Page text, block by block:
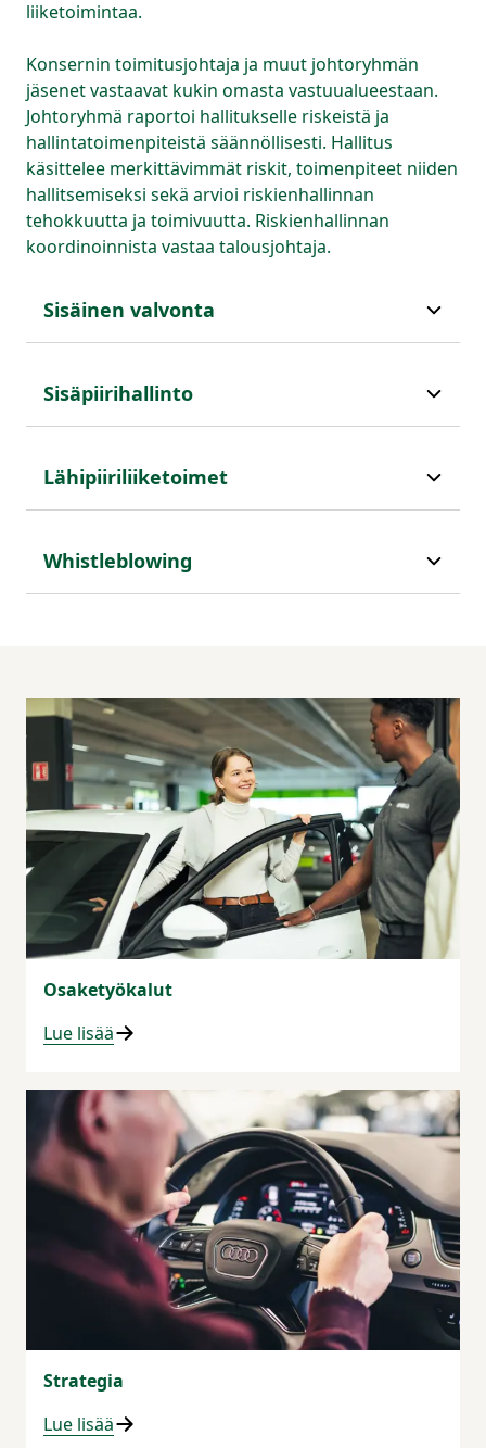
liiketoimintaa.
Konsernin toimitusjohtaja ja muut johtoryhmän
jäsenet vastaavat kukin omasta vastuualueestaan.
Johtoryhmä raportoi hallitukselle riskeistä ja
hallintatoimenpiteistä säännöllisesti. Hallitus
käsittelee merkittävimmät riskit, toimenpiteet niiden
hallitsemiseksi sekä arvioi riskienhallinnan
tehokkuutta ja toimivuutta. Riskienhallinnan
koordinoinnista vastaa talousjohtaja.
Sisäinen valvonta
Sisäpiirihallinto
Lähipiiriliiketoimet
Whistleblowing
Osaketyökalut
Lue lisää
Strategia
Lue lisää